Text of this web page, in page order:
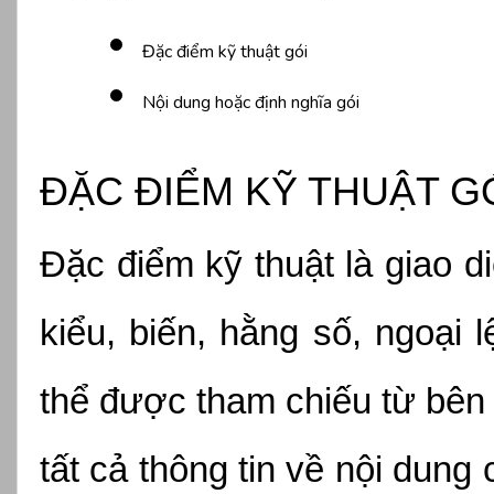
Đặc điểm kỹ thuật gói
Nội dung hoặc định nghĩa gói
ĐẶC ĐIỂM KỸ THUẬT
Đặc điểm kỹ thuật là giao
kiểu, biến, hằng số, ngoại
thể được tham chiếu từ
tất cả thông tin về nội